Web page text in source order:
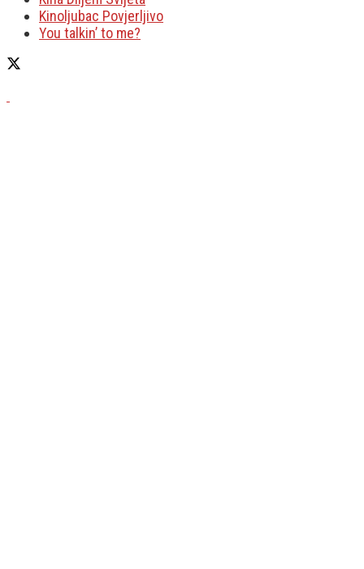
Kinoljubac Povjerljivo
You talkin’ to me?